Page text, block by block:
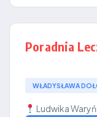
Poradnia
WŁADYSŁAWA
Ludwika